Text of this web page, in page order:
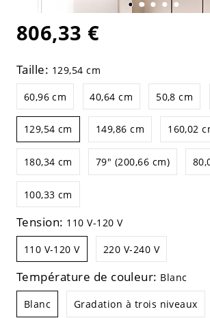
806,33 €
Taille: 129,54 cm
60,96 cm 40,64 cm 50,8 cm
129,54 cm 149,86 cm 160,02
180,34 cm 79" (200,66 cm)
100,33 cm
Tension: 110 V-120 V
110 V-120 V 220 V-240 V
Température de couleur: Blanc
Blanc Gradation à trois niveaux